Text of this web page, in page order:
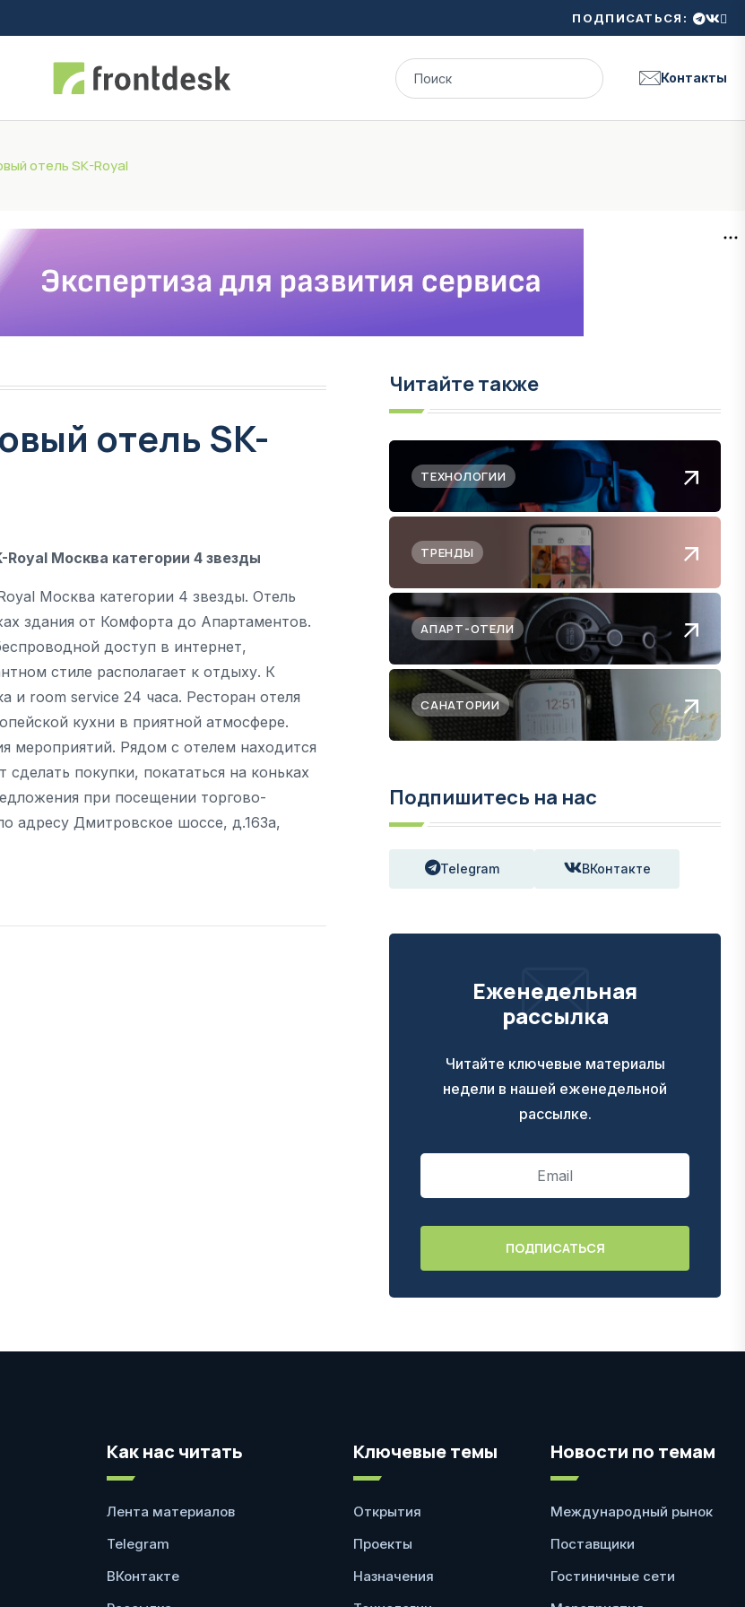
ПОДПИСАТЬСЯ:
Контакты
отель SK-Royal
отель SK-
Москва категории 4 звезды
Москва категории 4 звезды. Отель
здания от Комфорта до Апартаментов.
доступ в интернет,
стиле располагает к отдыху. К
и room service 24 часа. Ресторан отеля
кухни в приятной атмосфере.
мероприятий. Рядом с отелем находится
сделать покупки, покататься на коньках
при посещении торгово-
адресу Дмитровское шоссе, д.163а,
Читайте также
ТЕХНОЛОГИИ
ТРЕНДЫ
АПАРТ-ОТЕЛИ
САНАТОРИИ
Подпишитесь на нас
Telegram ВКонтакте
Еженедельная
рассылка
Читайте ключевые материалы
недели в нашей еженедельной
рассылке.
Как нас читать
Лента материалов
Telegram
ВКонтакте
Ключевые темы
Открытия
Проекты
Назначения
Новости по темам
Международный рынок
Поставщики
Гостиничные сети